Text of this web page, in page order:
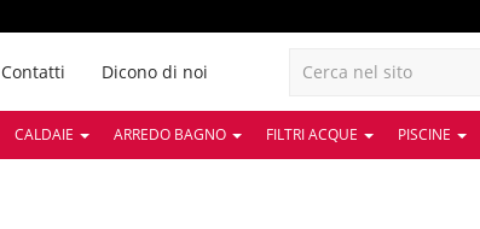
Contatti Dicono di noi
CALDAIE ARREDO BAGNO FILTRI ACQUE PISCINE